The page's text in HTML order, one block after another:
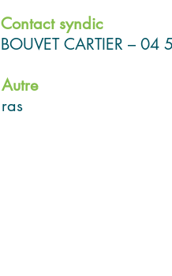
Contact syndic
BOUVET CARTIER –
Autre
ras
Placard dans l'escalier